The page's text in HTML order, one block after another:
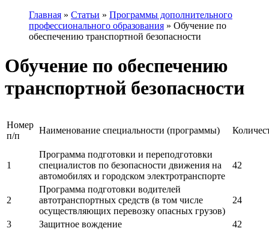
Главная » Статьи » Программы дополнительного
профессионального образования » Обучение по
обеспечению транспортной безопасности
Обучение по обеспечению
транспортной безопасности
Номер
п/п
Наименование специальности (программы)
1
Программа подготовки и переподготовки
специалистов по безопасности движения на
автомобилях и городском электротранспорте
42
2
Программа подготовки водителей
автотранспортных средств (в том числе
осуществляющих перевозку опасных грузов)
24
3 Защитное вождение 42